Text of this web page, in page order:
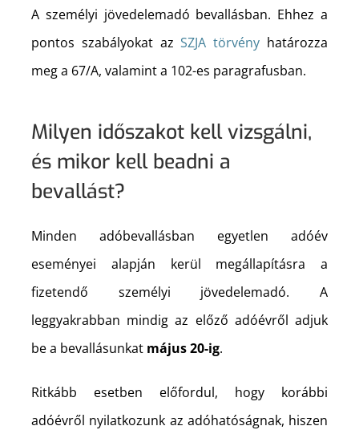
A személyi jövedelemadó bevallásban. Ehhez a
pontos szabályokat azSZJA törvény határozza
meg a 67/A, valamint a 102-es paragrafusban.
Milyen időszakot kell vizsgálni,
és mikor kell beadni a
bevallást?
Minden adóbevallásban egyetlen adóév
eseményei alapján kerül megállapításra a
fizetendő személyi jövedelemadó. A
leggyakrabban mindig az előző adóévről adjuk
be a bevallásunkat május 20-ig.
Ritkább esetben előfordul, hogy korábbi
adóévről nyilatkozunk az adóhatóságnak, hiszen